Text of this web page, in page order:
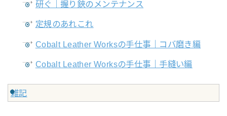
研ぐ｜握り鋏のメンテナンス
定規のあれこれ
Cobalt Leather Worksの手仕事｜コバ磨き編
Cobalt Leather Worksの手仕事｜手縫い編
雑記